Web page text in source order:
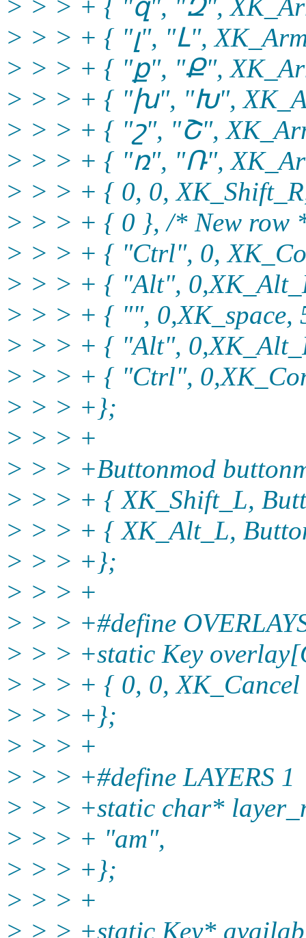
> > > + { "զ", "Զ",
> > > + { "լ", "Լ",
> > > + { "ք", "Ք",
> > > + { "խ", "Խ",
> > > + { "շ", "Շ",
> > > + { "ռ", "Ռ",
> > > + { 0, 0,
> > > + { 0 }, /* New row
> > > + { "Ctrl", 0,
> > > + { "Alt",
> > > + { "", 0,XK_space,
> > > + { "Alt",
> > > + { "Ctrl",
> > > +};
> > > +
> > > +Buttonmod
> > > + { XK_Shift_L,
> > > + { XK_Alt_L,
> > > +};
> > > +
> > > +#define
> > > +static Key
> > > + { 0, 0,
> > > +};
> > > +
> > > +#define LAYERS 1
> > > +static char*
> > > + "am",
> > > +};
> > > +
> > > +static Key*